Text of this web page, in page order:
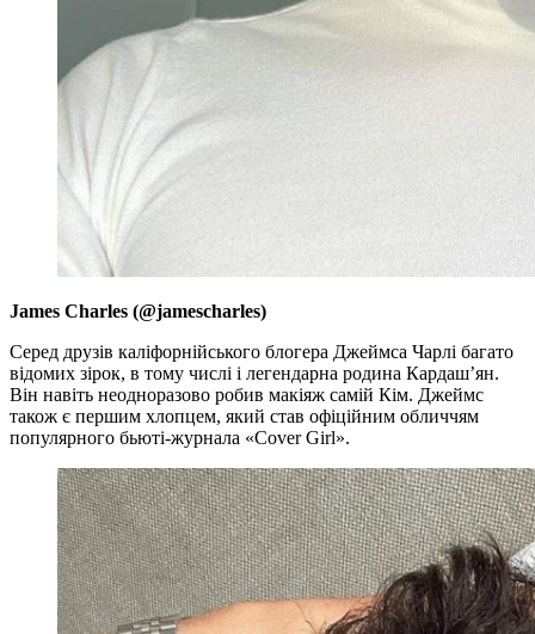
James Charles (@jamescharles)
Серед друзів каліфорнійського блогера Джеймса Чарлі багато
відомих зірок, в тому числі і легендарна родина Кардаш’ян.
Він навіть неодноразово робив макіяж самій Кім. Джеймс
також є першим хлопцем, який став офіційним обличчям
популярного бьюті-журнала «Cover Girl».